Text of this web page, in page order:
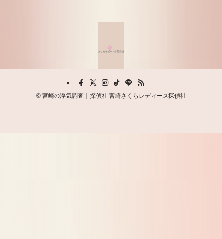
©宮崎の浮気調査｜探偵社 宮崎さくらレディース探偵社